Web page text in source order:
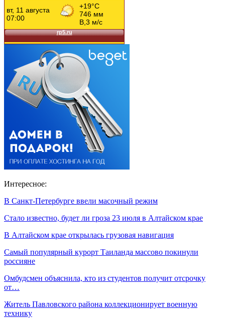
Интересное:
В Санкт-Петербурге ввели масочный режим
Стало известно, будет ли гроза 23 июля в Алтайском крае
В Алтайском крае открылась грузовая навигация
Самый популярный курорт Таиланда массово покинули
россияне
Омбудсмен объяснила, кто из студентов получит отсрочку
от…
Житель Павловского района коллекционирует военную
технику